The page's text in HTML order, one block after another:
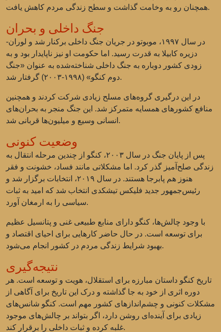
همچنان رو به وخامت گذاشت و سطح زندگی مردم کاهش یافت.
جنگ داخلی و بحران
در سال ۱۹۹۷، موبوتو در جریان جنگ داخلی برکنار شد و لوران-
دزیره کابیلا به قدرت رسید. اما حکومت او نیز ناپایدار بود و به
زودی کشور دوباره به جنگ داخلی شناخته‌شده به عنوان «جنگ
دوم کنگو» (۱۹۹۸-۲۰۰۳) گرفتار شد.
در این درگیری گروه‌های مسلح زیادی شرکت کردند و همچنین
منافع کشورهای همسایه متمرکز شد. این جنگ منجر به بحران‌های
انسانی وسیع و میلیون‌ها قربانی شد.
وضعیت کنونی
پس از پایان جنگ در سال ۲۰۰۳، کنگو از چندین مرحله انتقال به
زندگی صلح‌آمیز گذر کرد. اما مشکلاتی مانند فساد، خشونت و فقر
هنوز هم پابرجا هستند. در سال ۲۰۱۹، انتخابات برگزار شد و
رئیس‌جمهور جدید فلیکس تیشکدی انتخاب شد که امید به ثبات
سیاسی را به ارمغان آورد.
با وجود چالش‌ها، کنگو دارای منابع طبیعی غنی و پتانسیل عظیم
برای توسعه است. در حال حاضر کارهایی برای احیای اقتصاد و
بهبود شرایط زندگی مردم در کشور انجام می‌شود.
نتیجه‌گیری
تاریخ کنگو داستان مبارزه برای استقلال، هویت و توسعه است. هر
دوره اثری از خود به جا گذاشته و درک این تاریخ برای آگاهی از
مشکلات کنونی و چشم‌اندازهای کشور مهم است. کنگو شانس‌های
زیادی برای آینده‌ای روشن دارد، اگر بتواند بر چالش‌های موجود
غلبه کرده و ثبات داخلی را برقرار کند.